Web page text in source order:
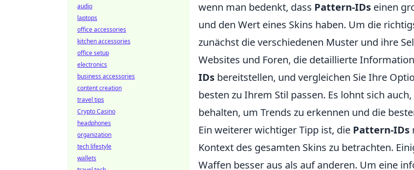
wenn man bedenkt, dass Pattern-IDs einen
und den Wert eines Skins haben. Um die
zunächst die verschiedenen Muster und ihre
Websites und Foren, die detaillierte
IDs bereitstellen, und vergleichen Sie Ihre
besten zu Ihrem Stil passen. Es lohnt sich
behalten, um Trends zu erkennen und die
Ein weiterer wichtiger Tipp ist, die Pattern-IDs
Kontext des gesamten Skins zu betrachten.
Waffen besser aus als auf anderen. Um eine
audio
laptops
office accessories
kitchen accessories
office setup
electronics
business accessories
content creation
travel tips
Crypto Casino
headphones
organization
tech lifestyle
wallets